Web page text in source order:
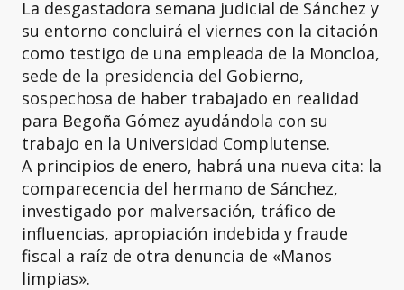
La desgastadora semana judicial de Sánchez y
su entorno concluirá el viernes con la citación
como testigo de una empleada de la Moncloa,
sede de la presidencia del Gobierno,
sospechosa de haber trabajado en realidad
para Begoña Gómez ayudándola con su
trabajo en la Universidad Complutense.
A principios de enero, habrá una nueva cita: la
comparecencia del hermano de Sánchez,
investigado por malversación, tráfico de
influencias, apropiación indebida y fraude
fiscal a raíz de otra denuncia de «Manos
limpias».